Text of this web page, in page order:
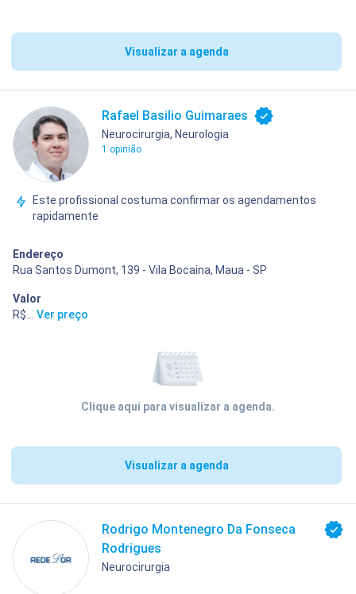
Visualizar a agenda
Rafael Basilio Guimaraes
Neurocirurgia, Neurologia
1 opinião
Este profissional costuma confirmar os agendamentos
rapidamente
Endereço
Rua Santos Dumont, 139 - Vila Bocaina, Maua - SP
Valor
R$ 240,00
Ver preço
Clique aqui para visualizar a agenda.
Visualizar a agenda
Rodrigo Montenegro Da Fonseca
Rodrigues
Neurocirurgia